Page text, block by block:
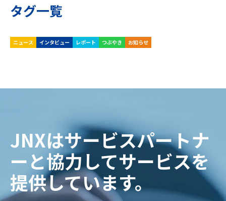
タグ一覧
ニュース インタビュー レポート つぶやき お知らせ
JNXはサービスパートナ
ーと協力してサービスを
提供しています。